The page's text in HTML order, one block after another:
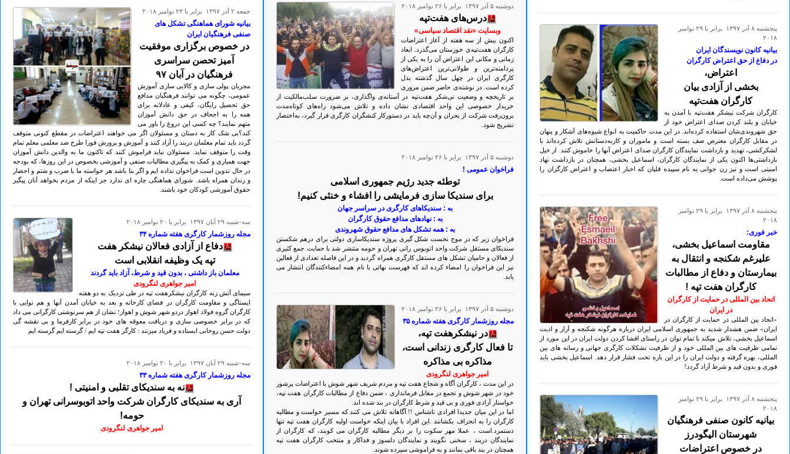
پنجشنبه ۸ آذر ۱۳۹۷ برابر با ۲۹ نوامبر
۲۰۱۸
بیانیه کانون نویسندگان ایران
در دفاع از حق اعتراض کارگران
اعتراض،
بخشی از آزادی بیان
کارگران هفت‌تپه
کارگران شرکت نیشکر هفت‌تپه با آمدن به
خیابان و بلند کردن صدای اعتراض خود از
حق شهروندی‌شان استفاده کرده‌اند. در این مدت حاکمیت به انواع شیوه‌های آشکار و پنهان
در مقابل کارگران معترض صف بسته است و ماموران و کاربه‌دستانش تلاش کرده‌اند با
لشکرکشی، تهدید و بازداشت نمایندگان کارگران صدای اعتراض آنها را خاموش کنند. از خیل
بازداشتی‌ها اکنون یکی از نمایندگان کارگران، اسماعیل بخشی، همچنان در بازداشت نهاد
امنیتی است و نیز زن جوانی به نام سپیده قلیان که اخبار اعتصاب و اعتراض کارگران را
پوشش می‌داده است.
پنجشنبه ۸ آذر ۱۳۹۷ برابر با ۲۹ نوامبر
۲۰۱۸
خبر فوری:
مقاومت اسماعیل بخشی،
علیرغم شکنجه و انتقال به
بیمارستان و دفاع از مطالبات
کارگران هفت تپه !
اتحاد بین المللی در حمایت از کارگران
در ایران
«اتحاد بین المللی در حمایت از کارگران در
ایران» ضمن هشدار شدید به جمهوری اسلامی ایران درباره هرگونه شکنجه و آزار و اذیت
اسماعیل بخشی، تلاش میکند با تمام توان در راستای افشا کردن دولت ایران در این مورد از
تمامی ظرفیت های بین المللی خود و از ظرفیت تشکلات کارگری جهانی و رسانه های بین
المللی، بهره گرفته و دولت ایران را در این باره تحت فشار قرار دهد. اسماعیل بخشی باید
فوری و بدون قید و شرط آزاد گردد!
پنجشنبه ۸ آذر ۱۳۹۷ برابر با ۲۹ نوامبر
۲۰۱۸
بیانیه کانون صنفی فرهنگیان
شهرستان الیگودرز
در خصوص اعتراضات
دوشنبه ۵ آذر ۱۳۹۷ برابر با ۲۶ نوامبر ۲۰۱۸
درس‌های هفت‌تپه
وبسایت «نقد اقتصاد سیاسی»
اکنون بیش از سه هفته از آغاز اعتراضات
کارگران هفت‌تپه‌ی خوزستان می‌گذرد. ابعاد
زمانی و مکانی این اعتراض آن را به یکی از
پردامنه‌ترین و طولانی‌ترین اعتراض‌های
کارگری ایران در چهل سال گذشته بدل
کرده است. در نوشته‌ی حاضر ضمن مروری
بر تاریخچه و وضعیت نی‌شکر هفت‌تپه در آستانه‌ی واگذاری، بر ضرورت سلب‌مالکیت از
خریدار خصوصی‌ این واحد اقتصادی نشان داده و تلاش می‌شود راه‌های کوتاه‌مدت
برون‌رفت شرکت از بحران و آن‌چه باید در دستورکار کنشگران کارگری قرار گیرد، به‌اختصار
تشریح ‌شود.
دوشنبه ۵ آذر ۱۳۹۷ برابر با ۲۶ نوامبر ۲۰۱۸
فراخوان عمومی !
توطئه جدید رژیم جمهوری اسلامی
برای سندیکا سازی فرمایشی را افشاء و خنثی کنیم!
به : سندیکاهای کارگری در سراسر جهان
به : نهادهای مدافع حقوق کارگران
به : همه تشکل های مدافع حقوق شهروندی
فراخوان زیر که در موج نخست شکل گیری پروژه سندیکاسازی دولتی برای درهم شکستن
سندیکای مستقل شرکت واحد اتوبوس رانی تهران و حومه منتشر شد با حمایت جمع کثیری
از فعالان و حامیان تشکل های مستقل کارگری همراه گردید و در این فاصله تعدادی از فعالین
نیز این فراخوان را امضاء کرده اند که فهرست نهائی با نام همه امضاءکنندگان انتشار می
یابد.
دوشنبه ۵ آذر ۱۳۹۷ برابر با ۲۶ نوامبر ۲۰۱۸
مجله روزشمار کارگری هفته شماره ۳۵
در نیشکرهفت تپه،
تا فعال کارگری زندانی است،
مذاکره بی مذاکره
امیر جواهری لنگرودی
در این مدت ، کارگران آگاه و شجاع هفت تپه و مردم شریف شهر شوش با اعتراضات پرشور
خود در شهر شوش و تجمع در مقابل فرمانداری ، ضمن دفاع از مطالبات کارگران هفت تپه،
خواستار آزادی فوری و بی قید و شرط کارگران در بند شده اند.
اما در این میان جدیدا افرادی ناشناس !! آگاهانه تلاش می کنند که مسیر خواست و مطالبه
کارگران را به انحراف بکشانند .این افراد با بیان اینکه خواست اولیه کارگران هفت تپه تنها
دستمزد.است ، عملا مهر سکوت را بر دیگر مطالبه کارگران می کوبند، که کارگران از
نمایندگان دربند ، سخنی نگویند و نمایندگان دلسوز و فداکار و منتخب کارگران هفت تپه
همچنان در بند باقی بمانند و به فراموشی سپرده شوند.
جمعه ۲ آذر ۱۳۹۷ برابر با ۲۳ نوامبر ۲۰۱۸
بیانیه شورای هماهنگی تشکل های
صنفی فرهنگیان ایران
در خصوص برگزاری موفقیت
آمیز تحصن سراسری
فرهنگیان در آبان ۹۷
مجریان پولی سازی و کالایی سازی آموزش
عمومی، چگونه می توانند فرهنگیان مدافع
حق تحصیل رایگان، کیفی و عادلانه برای
همه را به اجحاف در حق دانش آموزان
متهم نمایند؟ چه کسی این دروغ را باور می
کند؟بی شک کار به دستان و مسئولان اگر می خواهند اعتراضات در مقطع کنونی متوقف
گردد باید تمام معلمان دربند را آزاد کنند و آموزش و پرورش فورا طرح ضد معلمی معلم تمام
وقت را متوقف نماید. مسئولان نباید فراموش کنند که تاکنون ما به والدین دانش آموزان
جهت همیاری و کمک به پیگیری مطالبات صنفی و آموزشی بخصوص در این روزها، که بودجه
در حال تدوین است فراخوان نداده ایم و اگر بنا باشد هر خواسته ما با ضرب و شتم و احضار
و زندان همراه باشد. شورای هماهنگی چاره ای ندارد جز اینکه از مردم بخواهد آنان پیگیر
حقوق آموزشی کودکان خود باشند.
سه-شنبه ۲۹ آبان ۱۳۹۷ برابر با ۲۰ نوامبر ۲۰۱۸
مجله روزشمار کارگری هفته شماره ۳۴
دفاع از آزادی فعالان نیشکر هفت
تپه یک وظیفه انقلابی است
معلمان باز داشتی ، بدون قید و شرط، آزاد باید گردند
امیر جواهری لنگرودی
سیمای آتش زنه کارگران نیشکرهفت تپه در طی نزدیک به دو هفته
ایستاگی و مقاومت کارگران در فضای کارخانه و بعد به خیابان آمدن آنها و هم نوایی با
کارگران گروه فولاد اهواز دردو شهر شوش و اهواز؛ نشان از هم سرنوشتی کارگرانی می داد
که در برابر خصوصی سازی و دریافت معوقه های خود در برابر کارفرما و بی نقشه گی
دولت حسن روحانی ایستاده و فریاد میزنند : کارگر هفت تپه ایم / گرسنه ایم گرسنه ایم
سه-شنبه ۲۹ آبان ۱۳۹۷ برابر با ۲۰ نوامبر ۲۰۱۸
مجله روزشمار کارگری هفته شماره ۳۳
نه به سندیکای تقلبی و امنیتی !
آری به سندیکای کارگران شرکت واحد اتوبوسرانی تهران و
حومه!
امیر جواهری لنگرودی